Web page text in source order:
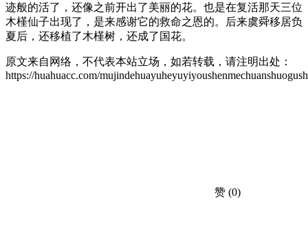
迹般的活了，还像之前开出了美丽的花。也是在复活那天三位
木槿仙子出现了，是来感谢它的救命之恩的。后来虞舜移居负
夏后，还移植了木槿树，还成了国花。
原文来自网络，不代表本站立场，如若转载，请注明出处：
https://huahuacc.com/
赞 (0)